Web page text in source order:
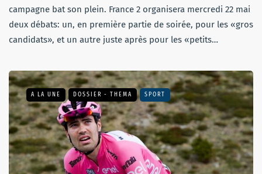
campagne bat son plein. France 2 organisera mercredi 22 mai
deux débats: un, en première partie de soirée, pour les «gros
candidats», et un autre juste après pour les «petits…
A LA UNE DOSSIER - THEMA SPORT